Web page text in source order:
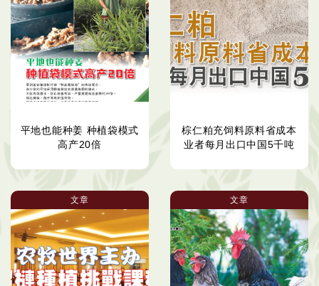
平地也能种姜 种植袋模式
高产20倍
棕仁粕充饲料原料省成本
业者每月出口中国5千吨
文章 文章